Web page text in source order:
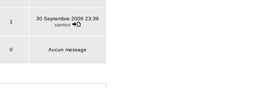
1
30 Septembre 2006 23:39
xantox
0 Aucun message